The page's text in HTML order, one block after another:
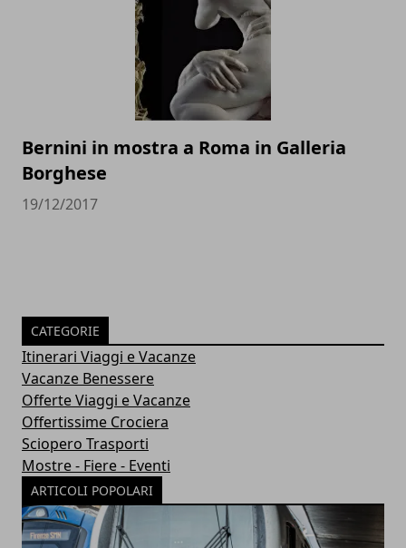
Bernini in mostra a Roma in Galleria
Borghese
19/12/2017
CATEGORIE
Itinerari Viaggi e Vacanze
Vacanze Benessere
Offerte Viaggi e Vacanze
Offertissime Crociera
Sciopero Trasporti
Mostre - Fiere - Eventi
ARTICOLI POPOLARI